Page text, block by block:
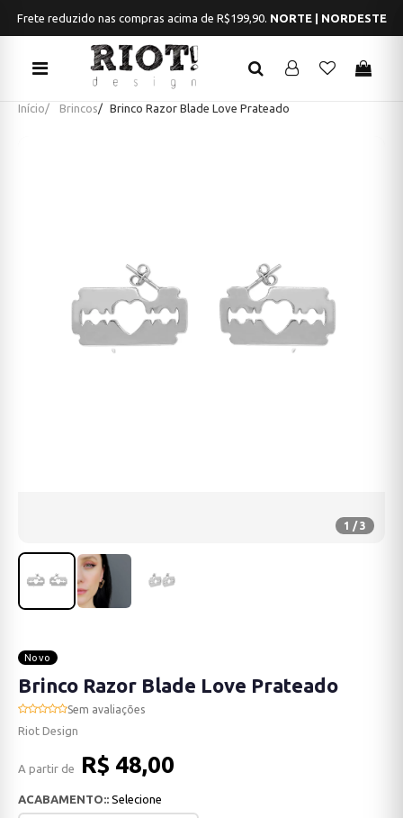
Frete reduzido nas compras acima de R$199,90. NORTE | NORDESTE
Início Brincos Brinco Razor Blade Love Prateado
1 / 3
Novo
Brinco Razor Blade Love Prateado
Sem avaliações
Riot Design
A partir de R$ 48,00
ACABAMENTO:: Selecione